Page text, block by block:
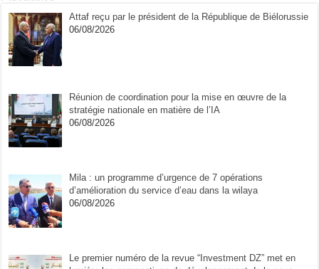
Attaf reçu par le président de la République de Biélorussie
06/08/2026
Réunion de coordination pour la mise en œuvre de la
stratégie nationale en matière de l’IA
06/08/2026
Mila : un programme d’urgence de 7 opérations
d’amélioration du service d’eau dans la wilaya
06/08/2026
Le premier numéro de la revue “Investment DZ” met en